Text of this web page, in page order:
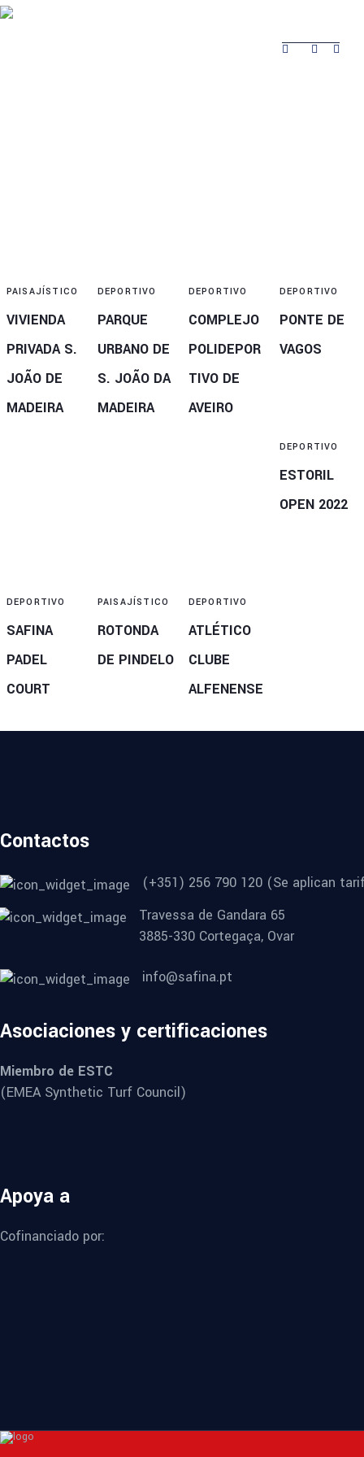
PAISAJÍSTICO
VIVIENDA
PRIVADA S.
JOÃO DE
MADEIRA
DEPORTIVO
PARQUE
URBANO DE
S. JOÃO DA
MADEIRA
DEPORTIVO
COMPLEJO
POLIDEPOR
TIVO DE
AVEIRO
DEPORTIVO
PONTE DE
VAGOS
DEPORTIVO
ESTORIL
OPEN 2022
DEPORTIVO
SAFINA
PADEL
COURT
PAISAJÍSTICO
ROTONDA
DE PINDELO
DEPORTIVO
ATLÉTICO
CLUBE
ALFENENSE
Contactos
(+351) 256 790 120 (Se aplican
Travessa de Gandara 65
3885-330 Cortegaça, Ovar
info@safina.pt
Asociaciones y certificaciones
Miembro de ESTC
(EMEA Synthetic Turf Council)
Apoya a
Cofinanciado por: